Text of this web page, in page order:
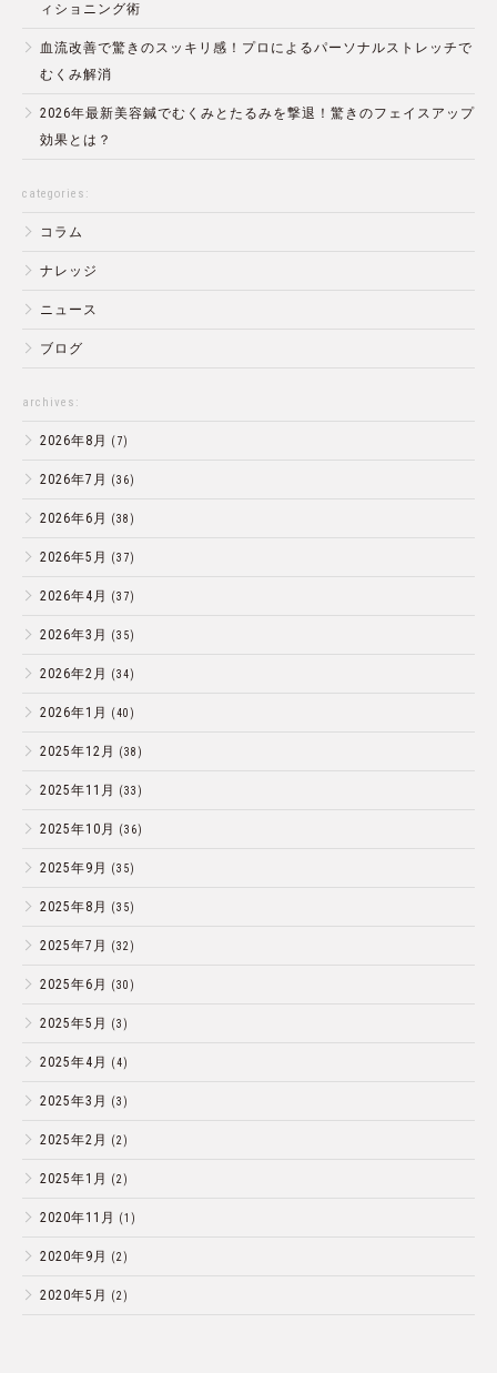
ィショニング術
血流改善で驚きのスッキリ感！プロによるパーソナルストレッチで
むくみ解消
2026年最新美容鍼でむくみとたるみを撃退！驚きのフェイスアップ
効果とは？
categories:
コラム
ナレッジ
ニュース
ブログ
archives:
2026年8月 (7)
2026年7月 (36)
2026年6月 (38)
2026年5月 (37)
2026年4月 (37)
2026年3月 (35)
2026年2月 (34)
2026年1月 (40)
2025年12月 (38)
2025年11月 (33)
2025年10月 (36)
2025年9月 (35)
2025年8月 (35)
2025年7月 (32)
2025年6月 (30)
2025年5月 (3)
2025年4月 (4)
2025年3月 (3)
2025年2月 (2)
2025年1月 (2)
2020年11月 (1)
2020年9月 (2)
2020年5月 (2)